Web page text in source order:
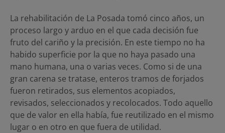
La rehabilitación de La Posada tomó cinco años, un
proceso largo y arduo en el que cada decisión fue
fruto del cariño y la precisión. En este tiempo no ha
habido superficie por la que no haya pasado una
mano humana, una o varias veces. Como si de una
gran carena se tratase, enteros tramos de forjados
fueron retirados, sus elementos acopiados,
revisados, seleccionados y recolocados. Todo aquello
que de valor en ella había, fue reutilizado en el mismo
lugar o en otro en que fuera de utilidad.